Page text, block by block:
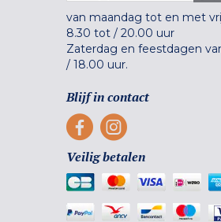
van maandag tot en met
8.30 tot / 20.00 uur
Zaterdag en feestdagen
/ 18.00 uur.
Blijf in contact
Veilig betalen